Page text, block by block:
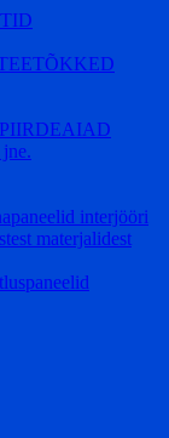
interjööri
materjalidest